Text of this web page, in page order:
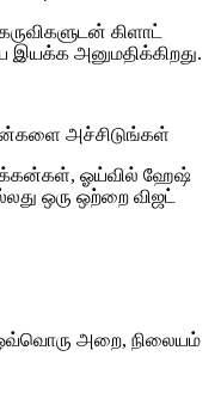
கிளாட்
இயக்க அனுமதிக்கிறது.
அச்சிடுங்கள்
ஓய்வில் ஹேஷ்
ஒரு ஒற்றை விஜட்
ஒவ்வொரு அறை, நிலையம்